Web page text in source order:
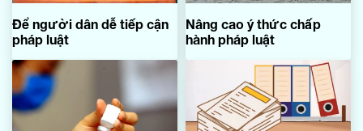
Để người dân dễ tiếp cận
pháp luật
Nâng cao ý thức chấp
hành pháp luật